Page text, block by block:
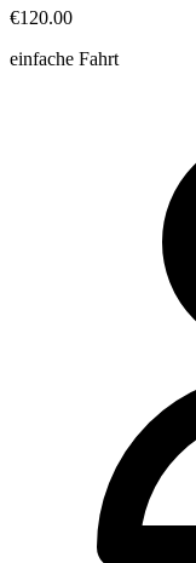
€120.00
einfache Fahrt